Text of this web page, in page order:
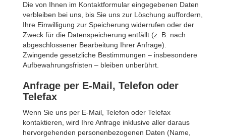
Die von Ihnen im Kontaktformular eingegebenen Daten
verbleiben bei uns, bis Sie uns zur Löschung auffordern,
Ihre Einwilligung zur Speicherung widerrufen oder der
Zweck für die Datenspeicherung entfällt (z. B. nach
abgeschlossener Bearbeitung Ihrer Anfrage).
Zwingende gesetzliche Bestimmungen – insbesondere
Aufbewahrungsfristen – bleiben unberührt.
Anfrage per E-Mail, Telefon oder
Telefax
Wenn Sie uns per E-Mail, Telefon oder Telefax
kontaktieren, wird Ihre Anfrage inklusive aller daraus
hervorgehenden personenbezogenen Daten (Name,